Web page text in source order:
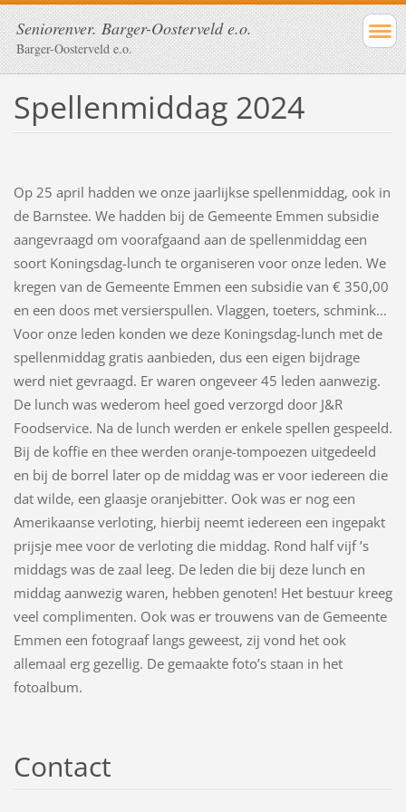
Seniorenver. Barger-Oosterveld e.o.
Barger-Oosterveld e.o.
Spellenmiddag 2024
Op 25 april hadden we onze jaarlijkse spellenmiddag, ook in
de Barnstee. We hadden bij de Gemeente Emmen subsidie
aangevraagd om voorafgaand aan de spellenmiddag een
soort Koningsdag-lunch te organiseren voor onze leden. We
kregen van de Gemeente Emmen een subsidie van € 350,00
en een doos met versierspullen. Vlaggen, toeters, schmink...
Voor onze leden konden we deze Koningsdag-lunch met de
spellenmiddag gratis aanbieden, dus een eigen bijdrage
werd niet gevraagd. Er waren ongeveer 45 leden aanwezig.
De lunch was wederom heel goed verzorgd door J&R
Foodservice. Na de lunch werden er enkele spellen gespeeld.
Bij de koffie en thee werden oranje-tompoezen uitgedeeld
en bij de borrel later op de middag was er voor iedereen die
dat wilde, een glaasje oranjebitter. Ook was er nog een
Amerikaanse verloting, hierbij neemt iedereen een ingepakt
prijsje mee voor de verloting die middag. Rond half vijf ’s
middags was de zaal leeg. De leden die bij deze lunch en
middag aanwezig waren, hebben genoten! Het bestuur kreeg
veel complimenten. Ook was er trouwens van de Gemeente
Emmen een fotograaf langs geweest, zij vond het ook
allemaal erg gezellig. De gemaakte foto’s staan in het
fotoalbum.
Contact